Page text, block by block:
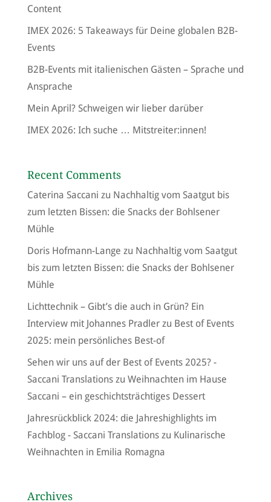
Content
IMEX 2026: 5 Takeaways für Deine globalen B2B-
Events
B2B-Events mit italienischen Gästen – Sprache und
Ansprache
Mein April? Schweigen wir lieber darüber
IMEX 2026: Ich suche … Mitstreiter:innen!
Recent Comments
Caterina Saccani zu Nachhaltig vom Saatgut bis
zum letzten Bissen: die Snacks der Bohlsener
Mühle
Doris Hofmann-Lange zu Nachhaltig vom Saatgut
bis zum letzten Bissen: die Snacks der Bohlsener
Mühle
Lichttechnik – Gibt’s die auch in Grün? Ein
Interview mit Johannes Pradlerzu Best of Events
2025: mein persönliches Best-of
Sehen wir uns auf der Best of Events 2025? -
Saccani Translationszu Weihnachten im Hause
Saccani – ein geschichtsträchtiges Dessert
Jahresrückblick 2024: die Jahreshighlights im
Fachblog - Saccani Translationszu Kulinarische
Weihnachten in Emilia Romagna
Archives